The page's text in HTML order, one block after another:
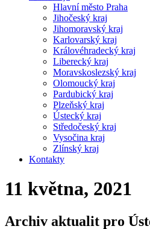
Hlavní město Praha
Jihočeský kraj
Jihomoravský kraj
Karlovarský kraj
Královéhradecký kraj
Liberecký kraj
Moravskoslezský kraj
Olomoucký kraj
Pardubický kraj
Plzeňský kraj
Ústecký kraj
Středočeský kraj
Vysočina kraj
Zlínský kraj
Kontakty
11 května, 2021
Archiv aktualit pro